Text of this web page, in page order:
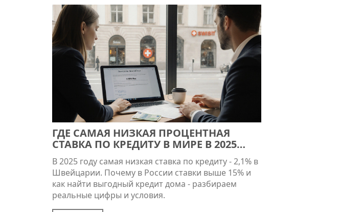
ГДЕ САМАЯ НИЗКАЯ ПРОЦЕНТНАЯ
СТАВКА ПО КРЕДИТУ В МИРЕ В 2025
ГОДУ?
В 2025 году самая низкая ставка по кредиту - 2,1% в
Швейцарии. Почему в России ставки выше 15% и
как найти выгодный кредит дома - разбираем
реальные цифры и условия.